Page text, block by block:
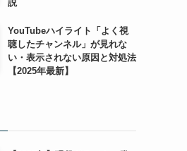
説
YouTubeハイライト「よく視
聴したチャンネル」が見れな
い・表示されない原因と対処法
【2025年最新】